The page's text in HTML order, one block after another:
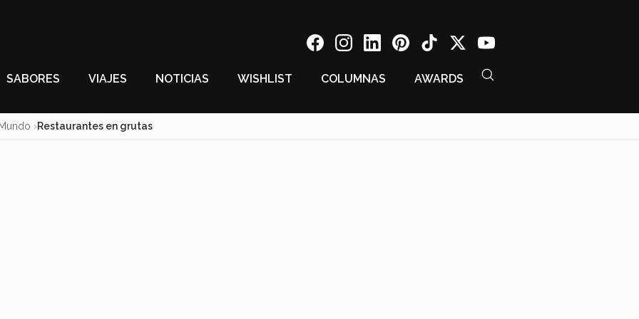
SABORES VIAJES NOTICIAS WISHLIST COLUMNAS AWARDS
Restaurantes en grutas